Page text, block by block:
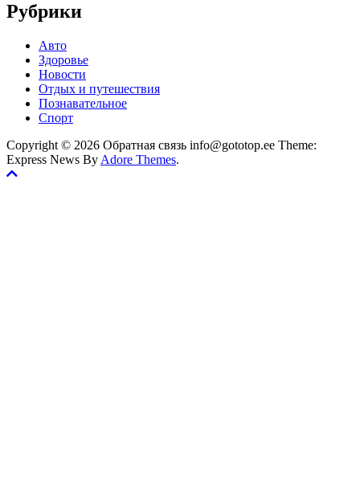
Рубрики
Авто
Здоровье
Новости
Отдых и путешествия
Познавательное
Спорт
Copyright © 2026 Обратная связь info@gototop.ee Theme:
Express News By Adore Themes.